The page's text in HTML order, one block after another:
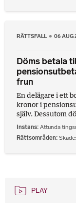
RÄTTSFALL 06 AUG
Döms betala
frun
En delägare i ett
kronor i
själv. Dessutom
Instans Attunda
Rättsområden
PLAY